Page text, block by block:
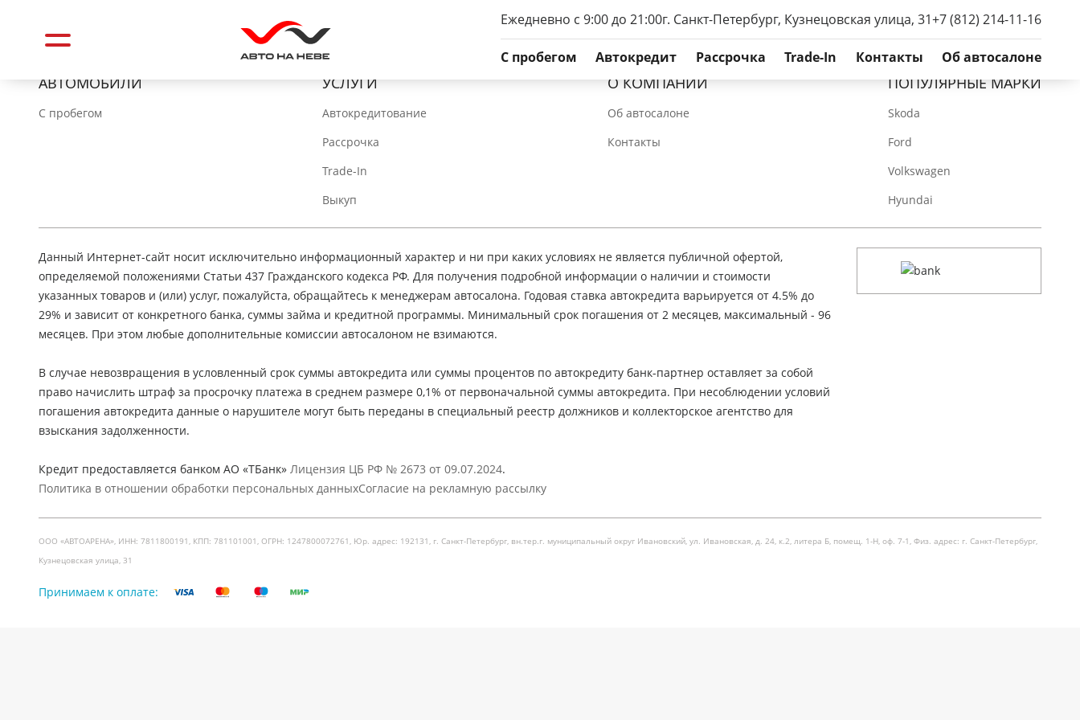
Ежедневно с 9:00 до 21:00г. Санкт-Петербург, Кузнецовская улица, 31+7 (812) 214-11-16
C пробегом Автокредит Рассрочка Trade-In Контакты Об автосалоне
АВТОМОБИЛИ
C пробегом
УСЛУГИ
Автокредитование
Рассрочка
Trade-In
Выкуп
О КОМПАНИИ
Об автосалоне
Контакты
ПОПУЛЯРНЫЕ МАРКИ
Skoda
Ford
Volkswagen
Hyundai
Данный Интернет-сайт носит исключительно информационный характер и ни при каких условиях не является публичной офертой,
определяемой положениями Статьи 437 Гражданского кодекса РФ. Для получения подробной информации о наличии и стоимости
указанных товаров и (или) услуг, пожалуйста, обращайтесь к менеджерам автосалона. Годовая ставка автокредита варьируется от 4.5% до
29% и зависит от конкретного банка, суммы займа и кредитной программы. Минимальный срок погашения от 2 месяцев, максимальный - 96
месяцев. При этом любые дополнительные комиссии автосалоном не взимаются.
В случае невозвращения в условленный срок суммы автокредита или суммы процентов по автокредиту банк-партнер оставляет за собой
право начислить штраф за просрочку платежа в среднем размере 0,1% от первоначальной суммы автокредита. При несоблюдении условий
погашения автокредита данные о нарушителе могут быть переданы в специальный реестр должников и коллекторское агентство для
взыскания задолженности.
Кредит предоставляется банком АО «ТБанк» Лицензия ЦБ РФ № 2673 от 09.07.2024.
Политика в отношении обработки персональных данныхСогласие на рекламную рассылку
ООО «АВТОАРЕНА», ИНН: 7811800191, КПП: 781101001, ОГРН: 1247800072761, Юр. адрес: 192131, г. Санкт-Петербург, вн.тер.г. муниципальный округ Ивановский, ул. Ивановская, д. 24, к.2, литера Б, помещ. 1-Н, оф. 7-1, Физ. адрес: г. Санкт-Петербург,
Кузнецовская улица, 31
Принимаем к оплате: